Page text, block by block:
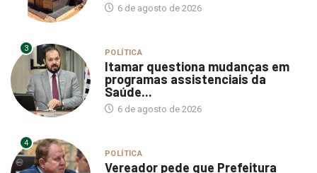
6 de agosto de 2026
3 POLÍTICA
Itamar questiona mudanças em
programas assistenciais da
Saúde...
6 de agosto de 2026
4
POLÍTICA
Vereador pede que Prefeitura